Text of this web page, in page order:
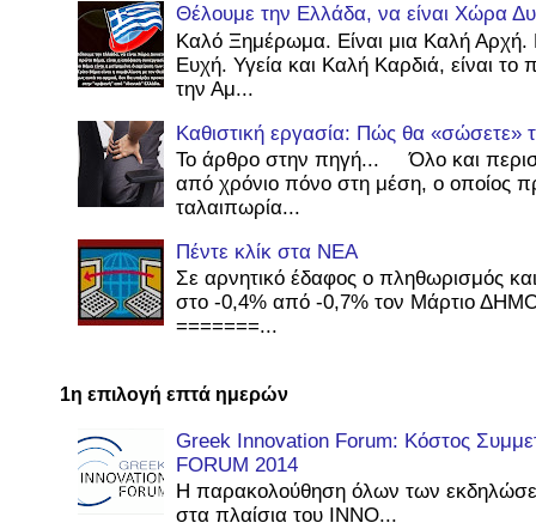
Θέλουμε την Ελλάδα, να είναι Χώρα
Καλό Ξημέρωμα. Είναι μια Καλή
Ευχή. Υγεία και Καλή Καρδιά, είναι
την Αμ...
Καθιστική εργασία: Πώς θα «σώσετε»
Το άρθρο στην πηγή... Όλο και
από χρόνιο πόνο στη μέση, ο οποίος
ταλαιπωρία...
Πέντε κλίκ στα ΝΕΑ
Σε αρνητικό έδαφος ο πληθωρισμός
στο -0,4% από -0,7% τον Μάρτιο
=======...
1η επιλογή επτά ημερών
Greek Innovation Forum: Κόστος
FORUM 2014
Η παρακολούθηση όλων των
στα πλαίσια του INNO...